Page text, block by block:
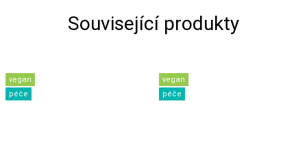
Související produkty
vegan
péče
vegan
péče